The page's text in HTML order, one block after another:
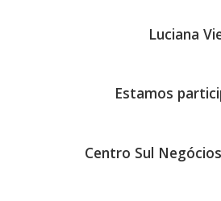
Luciana
Estamos
Centro Sul